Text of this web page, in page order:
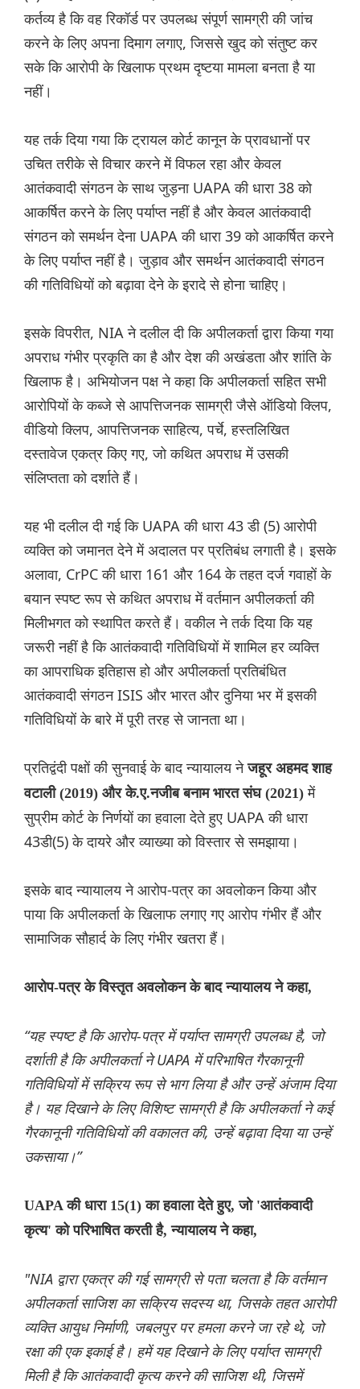
कर्तव्य है कि वह रिकॉर्ड पर उपलब्ध संपूर्ण सामग्री की जांच
करने के लिए अपना दिमाग लगाए, जिससे खुद को संतुष्ट कर
सके कि आरोपी के खिलाफ प्रथम दृष्टया मामला बनता है या
नहीं।
यह तर्क दिया गया कि ट्रायल कोर्ट कानून के प्रावधानों पर
उचित तरीके से विचार करने में विफल रहा और केवल
आतंकवादी संगठन के साथ जुड़ना UAPA की धारा 38 को
आकर्षित करने के लिए पर्याप्त नहीं है और केवल आतंकवादी
संगठन को समर्थन देना UAPA की धारा 39 को आकर्षित करने
के लिए पर्याप्त नहीं है। जुड़ाव और समर्थन आतंकवादी संगठन
की गतिविधियों को बढ़ावा देने के इरादे से होना चाहिए।
इसके विपरीत, NIA ने दलील दी कि अपीलकर्ता द्वारा किया गया
अपराध गंभीर प्रकृति का है और देश की अखंडता और शांति के
खिलाफ है। अभियोजन पक्ष ने कहा कि अपीलकर्ता सहित सभी
आरोपियों के कब्जे से आपत्तिजनक सामग्री जैसे ऑडियो क्लिप,
वीडियो क्लिप, आपत्तिजनक साहित्य, पर्चे, हस्तलिखित
दस्तावेज एकत्र किए गए, जो कथित अपराध में उसकी
संलिप्तता को दर्शाते हैं।
यह भी दलील दी गई कि UAPA की धारा 43 डी (5) आरोपी
व्यक्ति को जमानत देने में अदालत पर प्रतिबंध लगाती है। इसके
अलावा, CrPC की धारा 161 और 164 के तहत दर्ज गवाहों के
बयान स्पष्ट रूप से कथित अपराध में वर्तमान अपीलकर्ता की
मिलीभगत को स्थापित करते हैं। वकील ने तर्क दिया कि यह
जरूरी नहीं है कि आतंकवादी गतिविधियों में शामिल हर व्यक्ति
का आपराधिक इतिहास हो और अपीलकर्ता प्रतिबंधित
आतंकवादी संगठन ISIS और भारत और दुनिया भर में इसकी
गतिविधियों के बारे में पूरी तरह से जानता था।
प्रतिद्वंदी पक्षों की सुनवाई के बाद न्यायालय नेजहूर अहमद शाह
वटाली (2019) और के.ए.नजीब बनाम भारत संघ (2021)में
सुप्रीम कोर्ट के निर्णयों का हवाला देते हुए UAPA की धारा
43डी(5) के दायरे और व्याख्या को विस्तार से समझाया।
इसके बाद न्यायालय ने आरोप-पत्र का अवलोकन किया और
पाया कि अपीलकर्ता के खिलाफ लगाए गए आरोप गंभीर हैं और
सामाजिक सौहार्द के लिए गंभीर खतरा हैं।
आरोप-पत्र के विस्तृत अवलोकन के बाद न्यायालय ने कहा,
“यह स्पष्ट है कि आरोप-पत्र में पर्याप्त सामग्री उपलब्ध है, जो
दर्शाती है कि अपीलकर्ता ने UAPA में परिभाषित गैरकानूनी
गतिविधियों में सक्रिय रूप से भाग लिया है और उन्हें अंजाम दिया
है। यह दिखाने के लिए विशिष्ट सामग्री है कि अपीलकर्ता ने कई
गैरकानूनी गतिविधियों की वकालत की, उन्हें बढ़ावा दिया या उन्हें
उकसाया।”
UAPA की धारा 15(1) का हवाला देते हुए, जो 'आतंकवादी
कृत्य' को परिभाषित करती है, न्यायालय ने कहा,
"NIA द्वारा एकत्र की गई सामग्री से पता चलता है कि वर्तमान
अपीलकर्ता साजिश का सक्रिय सदस्य था, जिसके तहत आरोपी
व्यक्ति आयुध निर्माणी, जबलपुर पर हमला करने जा रहे थे, जो
रक्षा की एक इकाई है। हमें यह दिखाने के लिए पर्याप्त सामग्री
मिली है कि आतंकवादी कृत्य करने की साजिश थी, जिसमें